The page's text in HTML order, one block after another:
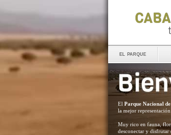
el parque
El Parque Nacional
la mejor
Muy rico en fauna,
desconectar y